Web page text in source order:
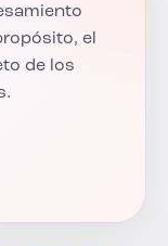
el
de los